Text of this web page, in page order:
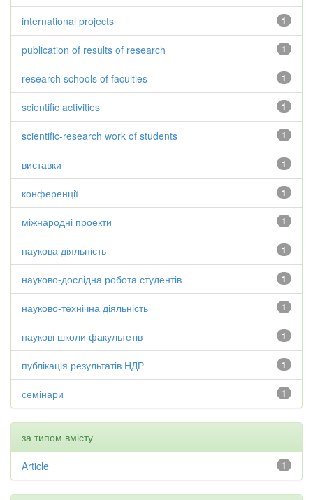
1
international projects
1
publication of results of research
1
research schools of faculties
1
scientific activities
1
scientific-research work of students
1
виставки
1
конференції
1
міжнародні проекти
1
наукова діяльність
1
науково-дослідна робота студентів
1
науково-технічна діяльність
1
наукові школи факультетів
1
публікація результатів НДР
1
семінари
за типом вмісту
1
Article